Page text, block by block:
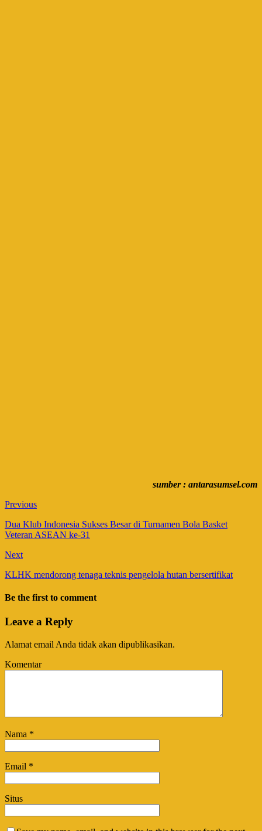
sumber : antarasumsel.com
Previous
Dua Klub Indonesia Sukses Besar di Turnamen Bola Basket
Veteran ASEAN ke-31
Next
KLHK mendorong tenaga teknis pengelola hutan bersertifikat
Be the first to comment
Leave a Reply
Alamat email Anda tidak akan dipublikasikan.
Komentar
Nama *
Email *
Situs